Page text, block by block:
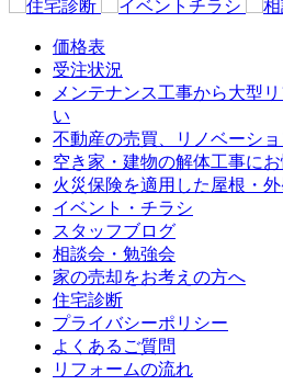
価格表
受注状況
メンテナンス工事から大型
い
不動産の売買、リノベーシ
空き家・建物の解体工事に
火災保険を適用した屋根・
イベント・チラシ
スタッフブログ
相談会・勉強会
家の売却をお考えの方へ
住宅診断
プライバシーポリシー
よくあるご質問
リフォームの流れ